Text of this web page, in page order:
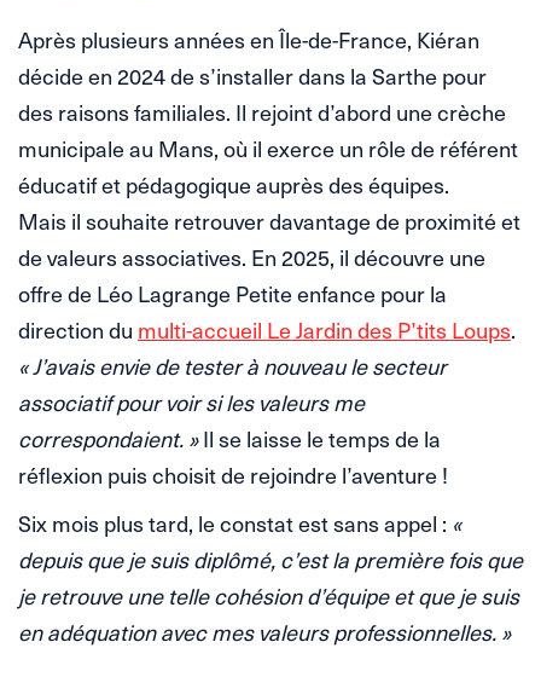
Après plusieurs années en Île-de-France, Kiéran
décide en 2024 de s’installer dans la Sarthe pour
des raisons familiales. Il rejoint d’abord une crèche
municipale au Mans, où il exerce un rôle de référent
éducatif et pédagogique auprès des équipes.
Mais il souhaite retrouver davantage de proximité et
de valeurs associatives. En 2025, il découvre une
offre de Léo Lagrange Petite enfance pour la
direction du multi-accueil Le Jardin des P’tits Loups.
« J’avais envie de tester à nouveau le secteur
associatif pour voir si les valeurs me
correspondaient. »Il se laisse le temps de la
réflexion puis choisit de rejoindre l’aventure !
Six mois plus tard, le constat est sans appel : «
depuis que je suis diplômé, c’est la première fois que
je retrouve une telle cohésion d’équipe et que je suis
en adéquation avec mes valeurs professionnelles. »